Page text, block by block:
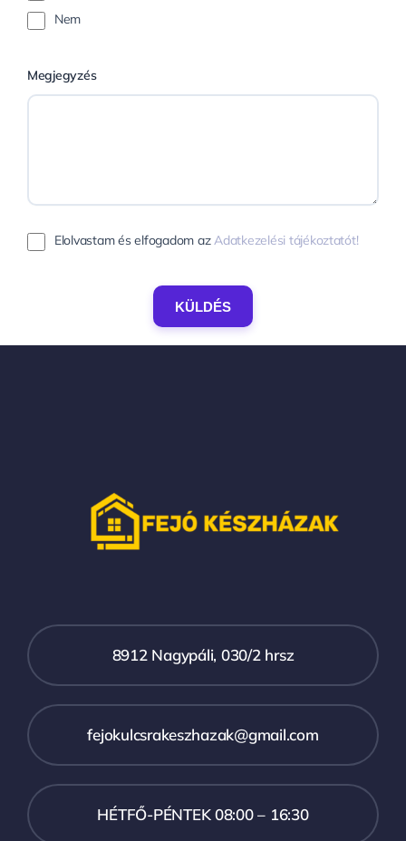
Nem
Megjegyzés
Elolvastam és elfogadom azAdatkezelési tájékoztatót!
KÜLDÉS
8912 Nagypáli, 030/2 hrsz
fejokulcsrakeszhazak@gmail.com
HÉTFŐ-PÉNTEK 08:00 – 16:30